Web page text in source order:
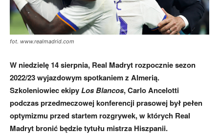
fot. www.realmadrid.com
W niedzielę 14 sierpnia, Real Madryt rozpocznie sezon
2022/23 wyjazdowym spotkaniem z Almerią.
Szkoleniowiec ekipyLos Blancos, Carlo Ancelotti
podczas przedmeczowej konferencji prasowej był pełen
optymizmu przed startem rozgrywek, w których Real
Madryt bronić będzie tytułu mistrza Hiszpanii.